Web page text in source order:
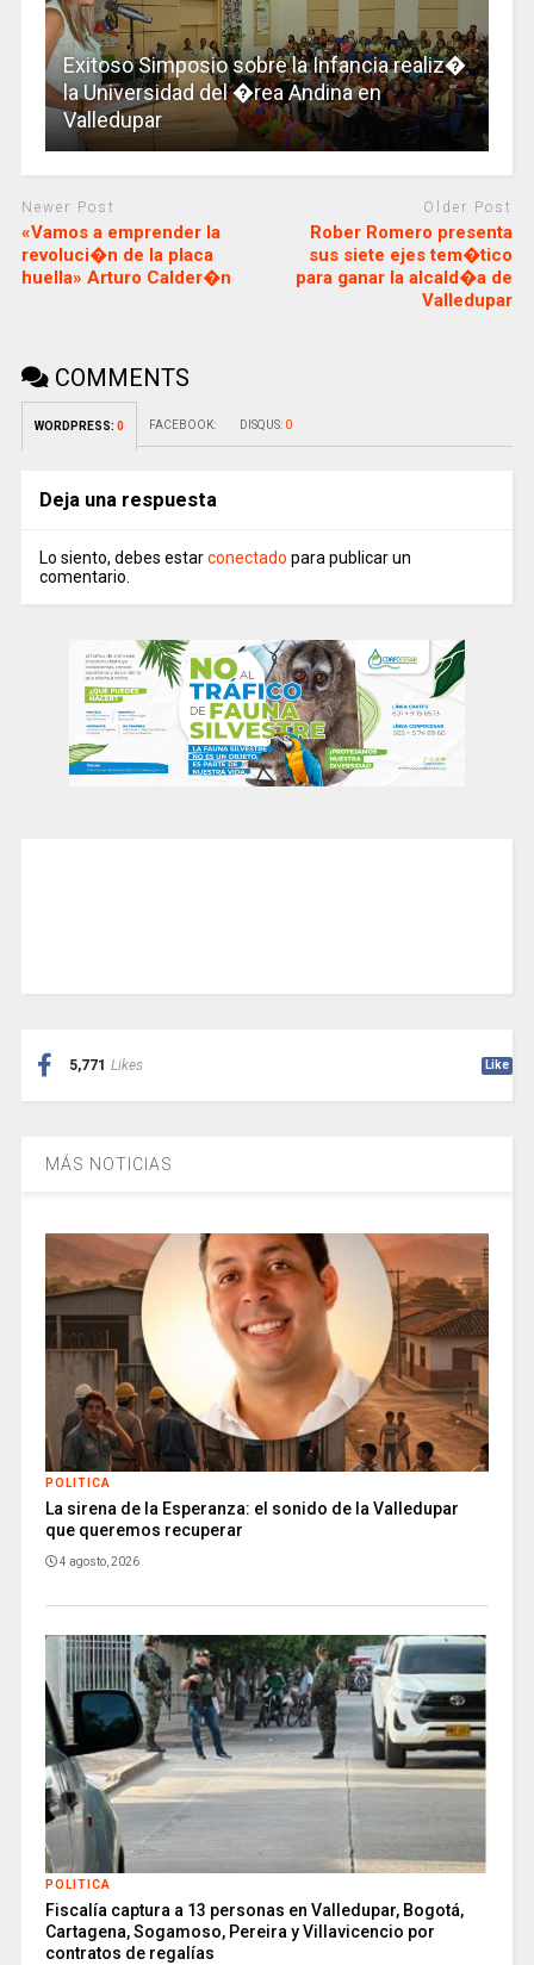
Exitoso Simposio sobre la Infancia realiz�
la Universidad del �rea Andina en
Valledupar
Newer Post
«Vamos a emprender la
revoluci�n de la placa
huella» Arturo Calder�n
Older Post
Rober Romero presenta
sus siete ejes tem�tico
para ganar la alcald�a de
Valledupar
COMMENTS
WORDPRESS: 0 FACEBOOK: DISQUS: 0
Deja una respuesta
Lo siento, debes estarconectado para publicar un
comentario.
5,771 Likes Like
MÁS NOTICIAS
POLITICA
La sirena de la Esperanza: el sonido de la Valledupar
que queremos recuperar
4 agosto, 2026
POLITICA
Fiscalía captura a 13 personas en Valledupar, Bogotá,
Cartagena, Sogamoso, Pereira y Villavicencio por
contratos de regalías